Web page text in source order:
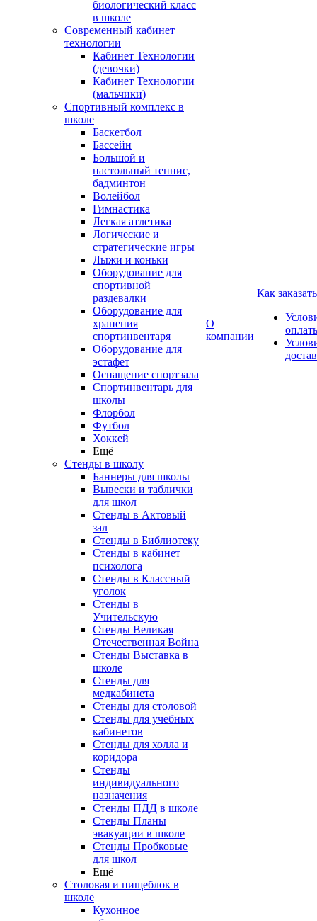
биологический класс
в школе
Современный кабинет
технологии
Кабинет Технологии
(девочки)
Кабинет Технологии
(мальчики)
Спортивный комплекс в
школе
Баскетбол
Бассейн
Большой и
настольный теннис,
бадминтон
Волейбол
Гимнастика
Легкая атлетика
Логические и
стратегические игры
Лыжи и коньки
Оборудование для
спортивной
раздевалки
Оборудование для
хранения
спортинвентаря
Оборудование для
эстафет
Оснащение спортзала
Спортинвентарь для
школы
Флорбол
Футбол
Хоккей
Ещё
Стенды в школу
Баннеры для школы
Вывески и таблички
для школ
Стенды в Актовый
зал
Стенды в Библиотеку
Стенды в кабинет
психолога
Стенды в Классный
уголок
Стенды в
Учительскую
Стенды Великая
Отечественная Война
Стенды Выставка в
школе
Стенды для
медкабинета
Стенды для столовой
Стенды для учебных
кабинетов
Стенды для холла и
коридора
Стенды
индивидуального
назначения
Стенды ПДД в школе
Стенды Планы
эвакуации в школе
Стенды Пробковые
для школ
Ещё
Столовая и пищеблок в
школе
Кухонное
О
компании
Как